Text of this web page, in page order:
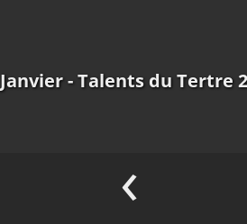
Janvier - Talents du Tertre
‹